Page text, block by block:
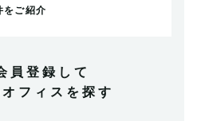
をご紹介
員登録して
フィスを探す